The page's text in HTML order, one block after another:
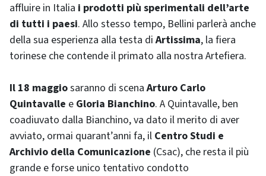
affluire in Italia i prodotti più sperimentali dell’arte
di tutti i paesi. Allo stesso tempo, Bellini parlerà anche
della sua esperienza alla testa diArtissima, la fiera
torinese che contende il primato alla nostra Artefiera.
Il 18 maggiosaranno di scenaArturo Carlo
Quintavalle e Gloria Bianchino. A Quintavalle, ben
coadiuvato dalla Bianchino, va dato il merito di aver
avviato, ormai quarant’anni fa, il Centro Studi e
Archivio della Comunicazione (Csac), che resta il più
grande e forse unico tentativo condotto